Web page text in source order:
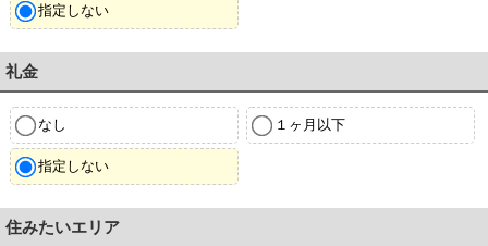
指定しない
礼金
なし １ヶ月以下
指定しない
住みたいエリア